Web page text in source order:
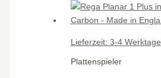
Lieferzeit: 3-4 Werktage
Plattenspieler